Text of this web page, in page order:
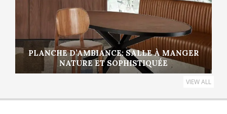
PLANCHE D’AMBIANCE: SALLE À MANGER
NATURE ET SOPHISTIQUÉE
VIEW ALL